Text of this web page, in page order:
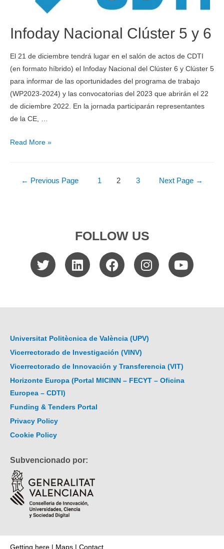
Infoday Nacional Clúster 5 y 6
El 21 de diciembre tendrá lugar en el salón de actos de CDTI
(en formato híbrido) el Infoday Nacional del Clúster 6 y Clúster 5
para informar de las oportunidades del programa de trabajo
(WP2023-2024) y las convocatorias del 2023 que abrirán el 22
de diciembre 2022. En la jornada participarán representantes
de la CE, …
Read More »
← Previous Page 1 2 3 Next Page →
FOLLOW US
Universitat Politècnica de València (UPV)
Vicerrectorado de Investigación (VINV)
Vicerrectorado de Innovación y Transferencia (VIT)
Horizonte Europa (Portal MICINN – FECYT – Oficina
Europea – CDTI)
Funding & Tenders Portal
Privacy Policy
Cookie Policy
Subvencionado por:
Getting here | Maps | Contact